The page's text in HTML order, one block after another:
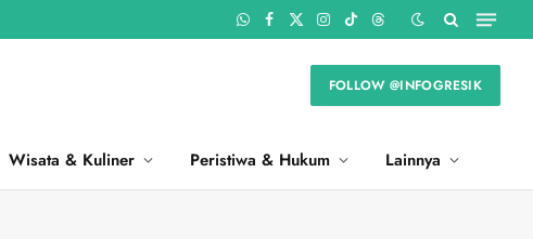
WhatsApp
Facebook
X
Instagram
TikTokThreads
FOLLOW @INFOGRESIK
Wisata & Kuliner Peristiwa & Hukum Lainnya